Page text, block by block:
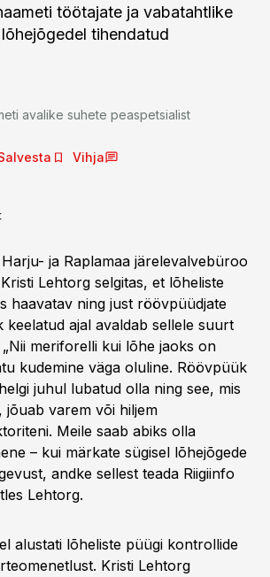
töötajate ja vabatahtlike
tihendatud
avalike suhete peaspetsialist
Vihja
ja Raplamaa järelevalvebüroo
Lehtorg selgitas, et lõheliste
haavatav ning just röövpüüdjate
keelatud ajal avaldab sellele suurt
meriforelli kui lõhe jaoks on
kudemine väga oluline. Röövpüük
juhul lubatud olla ning see, mis
jõuab varem või hiljem
Meile saab abiks olla
– kui märkate sügisel lõhejõgede
andke sellest teada Riigiinfo
Lehtorg.
alustati lõheliste püügi kontrollide
Kristi Lehtorg